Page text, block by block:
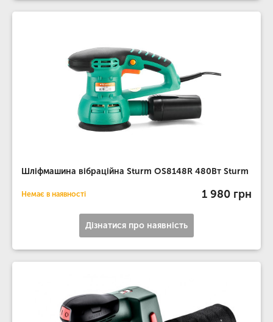
Шліфмашина вібраційна Sturm OS8148R 480Вт Sturm
Немає в наявності 1 980 грн
Дізнатися про наявність